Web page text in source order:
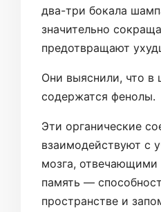
два-три бокала
значительно
предотвращают
Они выяснили, что в
содержатся фенолы.
Эти органические
взаимодействуют с
мозга, отвечающими
память —
пространстве и